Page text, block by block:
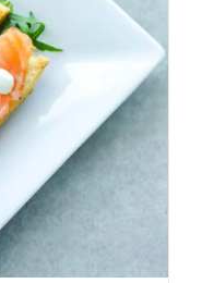
/ DETAILS